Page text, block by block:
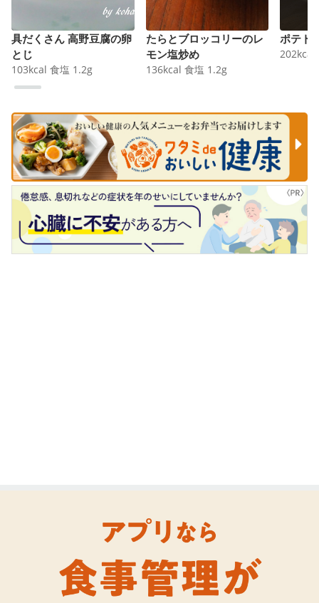
具だくさん 高野豆腐の卵
とじ
103kcal 食塩 1.2g
たらとブロッコリーのレ
モン塩炒め
136kcal 食塩 1.2g
ポテト
202kcal